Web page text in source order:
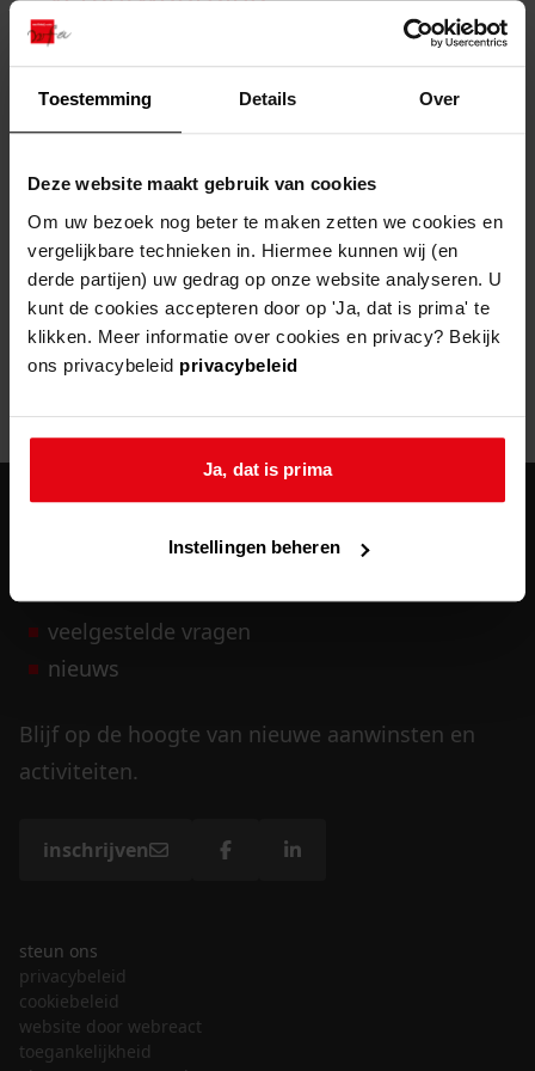
Toestemming Details Over
Deze website maakt gebruik van cookies
Om uw bezoek nog beter te maken zetten we cookies en
vergelijkbare technieken in. Hiermee kunnen wij (en
derde partijen) uw gedrag op onze website analyseren. U
kunt de cookies accepteren door op 'Ja, dat is prima' te
klikken. Meer informatie over cookies en privacy? Bekijk
ons privacybeleid privacybeleid
Ja, dat is prima
Instellingen beheren
bouwvergunningen
omgevingsvergunningen
vergunningen
uitleg nodig?
Wij helpen u op weg met een aantal zoektips.
bekijk alle zoektips
Wij helpen u op weg met een aantal zoektips.
bekijk alle zoektips
bekijk ons geschiedenislokaal
advisering en toezicht
beleidsplan
gemeenschappelijke regeling
publiek jaarverslag
steun het archief
U kunt ook Vriend worden en het Westfries
Archief steunen.
meer weten
zoektips
Door een fout tijdens het verwerken van deze pagina is het niet
404- Not Found
Mogelijk kunt u deze pagina niet bezoeken door:
een verouderde bladwijzer/favoriet
veelgestelde vragen
nieuws
Blijf op de hoogte van nieuwe aanwinsten en
activiteiten.
inschrijven
steun ons
privacybeleid
cookiebeleid
website door webreact
toegankelijkheid